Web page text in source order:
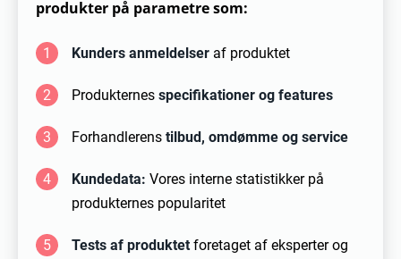
produkter på parametre som:
1 Kunders anmeldelser af produktet
2 Produkternes specifikationer og features
3 Forhandlerens tilbud, omdømme og service
4 Kundedata: Vores interne statistikker på
produkternes popularitet
5 Tests af produktet foretaget af eksperter og